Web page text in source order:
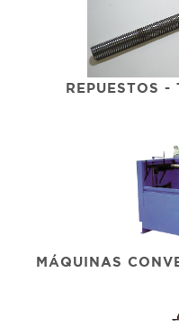
REPUESTOS
MÁQUINAS